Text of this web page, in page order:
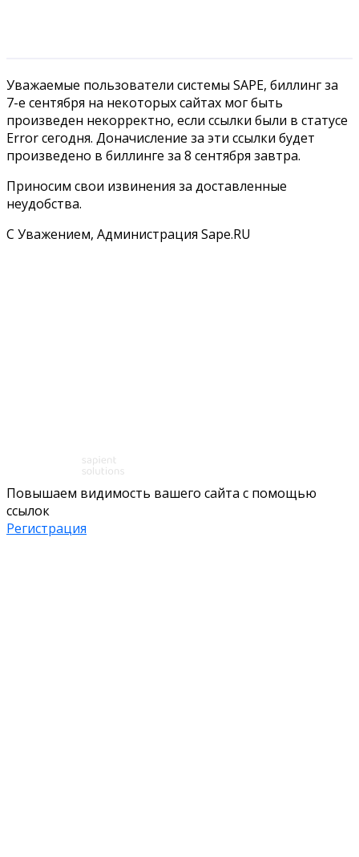
Уважаемые пользователи системы SAPE, биллинг за
7-е сентября на некоторых сайтах мог быть
произведен некорректно, если ссылки были в статусе
Error сегодня. Доначисление за эти ссылки будет
произведено в биллинге за 8 сентября завтра.
Приносим свои извинения за доставленные
неудобства.
С Уважением, Администрация Sape.RU
Повышаем видимость вашего сайта с помощью
ссылок
Регистрация